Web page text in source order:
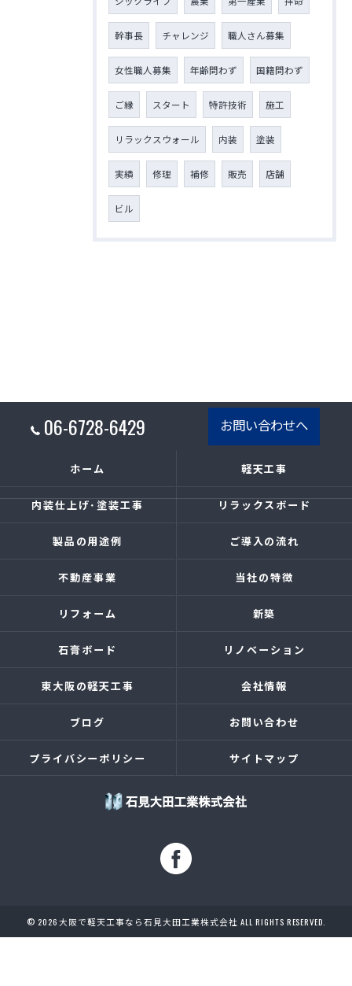
幹事長 チャレンジ 職人さん募集
女性職人募集 年齢問わず 国籍問わず
ご縁 スタート 特許技術 施工
リラックスウォール 内装 塗装
実績 修理 補修 販売 店舗
ビル
06-6728-6429 お問い合わせへ
ホーム 軽天工事
内装仕上げ･塗装工事 リラックスボード
製品の用途例 ご導入の流れ
不動産事業 当社の特徴
リフォーム 新築
石膏ボード リノベーション
東大阪の軽天工事 会社情報
ブログ お問い合わせ
プライバシーポリシー サイトマップ
© 2026 大阪で軽天工事なら石見大田工業株式会社 ALL RIGHTS RESERVED.